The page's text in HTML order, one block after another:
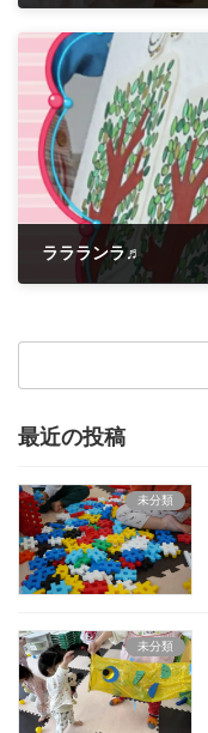
ララランラ♬
検
最近の投稿
未分類
未分類